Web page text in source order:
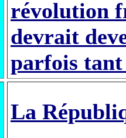
révolution
devrait
parfois
La